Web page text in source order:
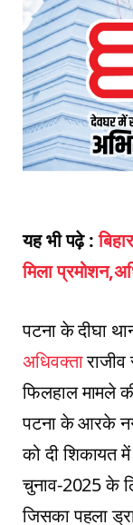
यह भी पढ़े :
मिला
पटना के दीघा
अधिवक्ताराजीव
फिलहाल मामले
पटना के आरके
को दी शिकायत
चुनाव-2025 के
जिसका पहला